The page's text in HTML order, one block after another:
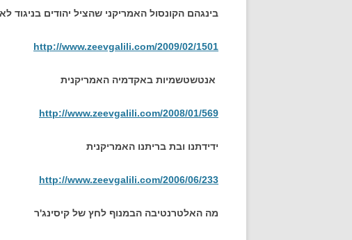
בינגהם הקונסול האמריקני שהציל יהודים בניגוד
http://www.zeevgalili.com/2009/02/1501
אנטשטשמיות באקדמיה האמריקנית
http://www.zeevgalili.com/2008/01/569
ידידתנו ובת בריתנו האמריקנית
http://www.zeevgalili.com/2006/06/233
מה האלטרנטיבה הבמנוף לחץ של קיסינג'ר